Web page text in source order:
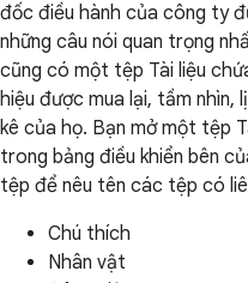
đốc điều hành của công ty
những câu nói quan trọng
cũng có một tệp Tài liệu
hiệu được mua lại, tầm nhìn,
kê của họ. Bạn mở một tệp
trong bảng điều khiển bên
tệp để nêu tên các tệp có
Chú thích
Nhân vật